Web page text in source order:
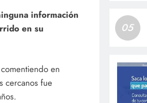
05
información
en su
en
cercanos fue